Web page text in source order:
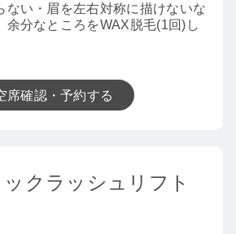
ない・眉を左右対称に描けないな
余分なところをWAX脱毛(1回)し
席確認・予約する
クラッシュリフト